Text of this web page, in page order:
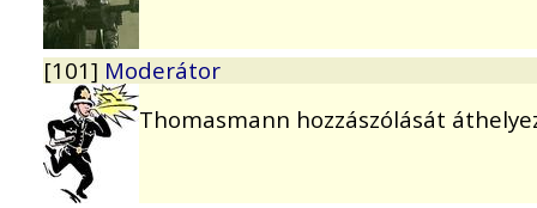
[101] Moderátor
Thomasmann hozzászólását